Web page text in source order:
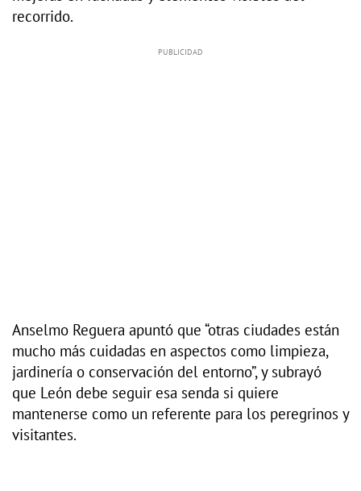
recorrido.
Anselmo Reguera apuntó que “otras ciudades están
mucho más cuidadas en aspectos como limpieza,
jardinería o conservación del entorno”, y subrayó
que León debe seguir esa senda si quiere
mantenerse como un referente para los peregrinos y
visitantes.